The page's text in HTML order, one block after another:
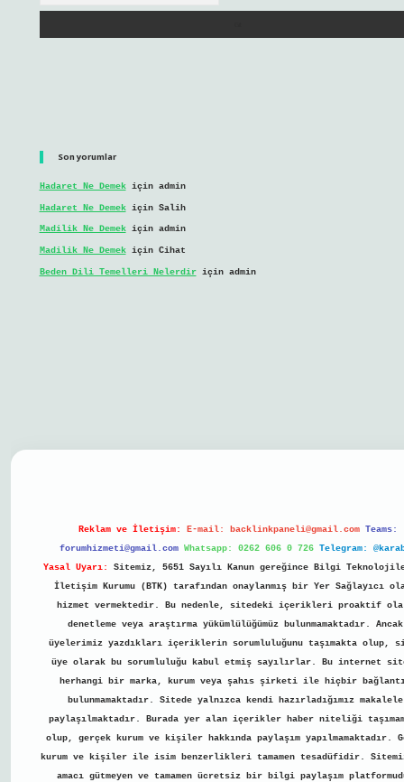
Son yorumlar
Hadaret Ne Demekiçin admin
Hadaret Ne Demekiçin Salih
Madilik Ne Demekiçin admin
Madilik Ne Demekiçin Cihat
Beden Dili Temelleri Nelerdiriçin admin
Reklam ve İletişim: E-mail: backlinkpaneli@gmail.com Teams:
forumhizmeti@gmail.com Whatsapp: 0262 606 0 726 Telegram:
Yasal Uyarı:
Sitemiz, 5651 Sayılı Kanun gereğince Bilgi
İletişim Kurumu (BTK) tarafından onaylanmış bir Yer Sağlayıcı
hizmet vermektedir. Bu nedenle, sitedeki içerikleri proaktif
denetleme veya araştırma yükümlülüğümüz bulunmamaktadır.
üyelerimiz yazdıkları içeriklerin sorumluluğunu taşımakta olup,
üye olarak bu sorumluluğu kabul etmiş sayılırlar. Bu internet
herhangi bir marka, kurum veya şahıs şirketi ile hiçbir
bulunmamaktadır. Sitede yalnızca kendi hazırladığımız
paylaşılmaktadır. Burada yer alan içerikler haber niteliği
olup, gerçek kurum ve kişiler hakkında paylaşım yapılmamaktadır.
kurum ve kişiler ile isim benzerlikleri tamamen tesadüfidir.
amacı gütmeyen ve tamamen ücretsiz bir bilgi paylaşım